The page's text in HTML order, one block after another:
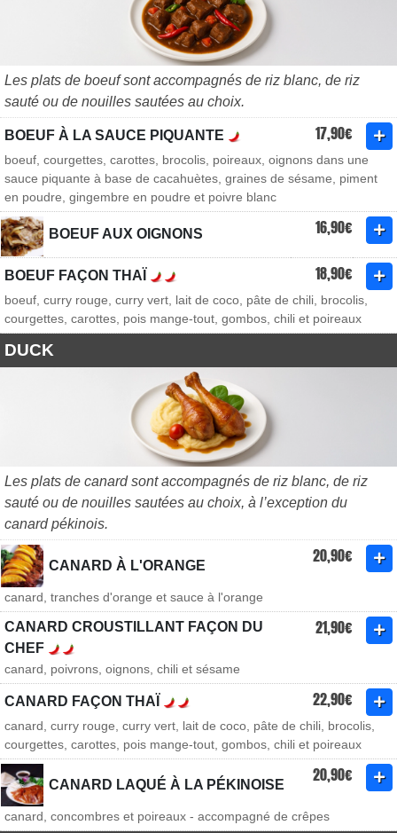
Les plats de boeuf sont accompagnés de riz blanc, de riz
sauté ou de nouilles sautées au choix.
BOEUF À LA SAUCE PIQUANTE 17,90€
boeuf, courgettes, carottes, brocolis, poireaux, oignons dans une
sauce piquante à base de cacahuètes, graines de sésame, piment
en poudre, gingembre en poudre et poivre blanc
BOEUF AUX OIGNONS 16,90€
BOEUF FAÇON THAÏ 18,90€
boeuf, curry rouge, curry vert, lait de coco, pâte de chili, brocolis,
courgettes, carottes, pois mange-tout, gombos, chili et poireaux
DUCK
Les plats de canard sont accompagnés de riz blanc, de riz
sauté ou de nouilles sautées au choix, à l’exception du
canard pékinois.
CANARD À L'ORANGE 20,90€
canard, tranches d'orange et sauce à l'orange
CANARD CROUSTILLANT FAÇON DU
CHEF
21,90€
canard, poivrons, oignons, chili et sésame
CANARD FAÇON THAÏ 22,90€
canard, curry rouge, curry vert, lait de coco, pâte de chili, brocolis,
courgettes, carottes, pois mange-tout, gombos, chili et poireaux
CANARD LAQUÉ À LA PÉKINOISE 20,90€
canard, concombres et poireaux - accompagné de crêpes